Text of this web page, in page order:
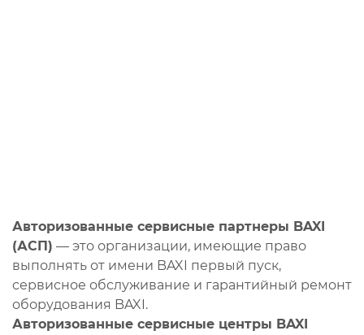
Авторизованные сервисные партнеры BAXI
(АСП) — это организации, имеющие право
выполнять от имени BAXI первый пуск,
сервисное обслуживание и гарантийный ремонт
оборудования BAXI.
Авторизованные сервисные центры BAXI